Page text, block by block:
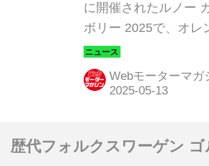
ージ
に開催されたルノー
ボリー 2025で、オレ
ラーの「カングー ク
ル」を150台限定で発
Webモーターマガ
歴代フォルクスワーゲン